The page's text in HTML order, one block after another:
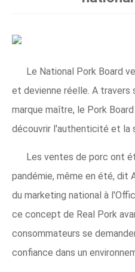
Le National Pork Board
et devienne réelle. A travers
marque maître, le Pork
découvrir l'authenticité et la
Les ventes de porc ont
pandémie, même en été, dit
du marketing national à
ce concept de Real Pork
consommateurs se
confiance dans un